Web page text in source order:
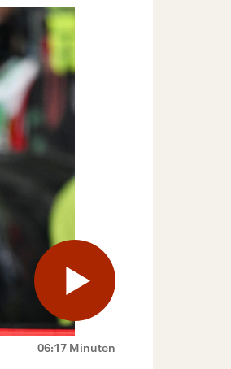
06:17 Minuten